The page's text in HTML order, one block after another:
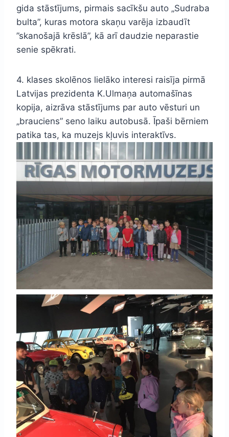
gida stāstījums, pirmais sacīkšu auto „Sudraba
bulta”, kuras motora skaņu varēja izbaudīt
”skanošajā krēslā”, kā arī daudzie neparastie
senie spēkrati.
4. klases skolēnos lielāko interesi raisīja pirmā
Latvijas prezidenta K.Ulmaņa automašīnas
kopija, aizrāva stāstījums par auto vēsturi un
„brauciens” seno laiku autobusā. Īpaši bērniem
patika tas, ka muzejs kļuvis interaktīvs.